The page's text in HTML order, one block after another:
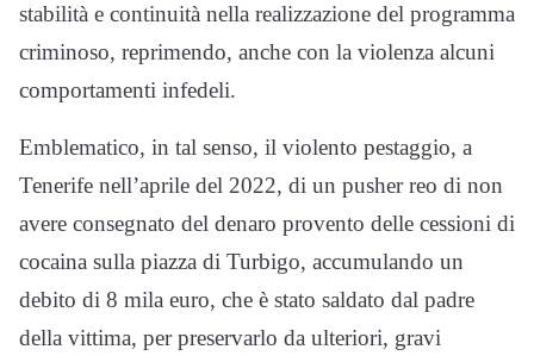
stabilità e continuità nella realizzazione del programma
criminoso, reprimendo, anche con la violenza alcuni
comportamenti infedeli.
Emblematico, in tal senso, il violento pestaggio, a
Tenerife nell’aprile del 2022, di un pusher reo di non
avere consegnato del denaro provento delle cessioni di
cocaina sulla piazza di Turbigo, accumulando un
debito di 8 mila euro, che è stato saldato dal padre
della vittima, per preservarlo da ulteriori, gravi